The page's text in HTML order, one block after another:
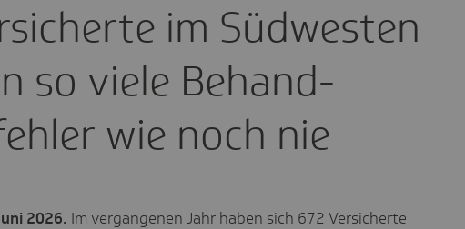
im Südwesten
so viele Behand­
wie noch nie
2026. Im vergangenen Jahr haben sich 672 Versicherte